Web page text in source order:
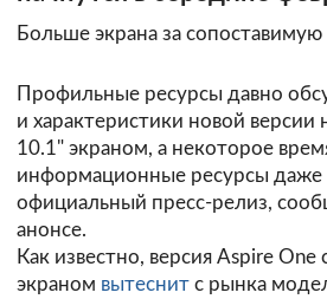
Больше экрана за сопоставимую
Профильные ресурсы давно
и характеристики новой версии
10.1" экраном, а некоторое
информационные ресурсы даже
официальный пресс-релиз,
анонсе.
Как известно, версия Aspire
экраном вытеснит с рынка